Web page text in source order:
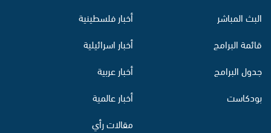
البث المباشر
قائمة البرامج
جدول البرامج
بودكاست
أخبار فلسطينية
أخبار اسرائيلية
أخبار عربية
أخبار عالمية
مقالات رأي